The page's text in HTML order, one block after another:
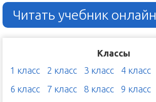
Читать учебник онлайн
Классы
1 класс
2 класс 3 класс 4 класс
6 класс
7 класс 8 класс 9 класс